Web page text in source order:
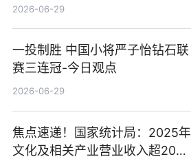
业银行股份有限公司副行长任职
2026-06-29
一投制胜 中国小将严子怡钻石联
赛三连冠-今日观点
2026-06-29
焦点速递！国家统计局：2025年
文化及相关产业营业收入超20万